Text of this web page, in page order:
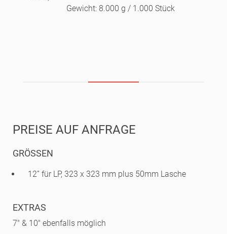
Gewicht: 8.000 g / 1.000 Stück
PREISE AUF ANFRAGE
GRÖSSEN
12” für LP, 323 x 323 mm plus 50mm Lasche
EXTRAS
7" & 10" ebenfalls möglich